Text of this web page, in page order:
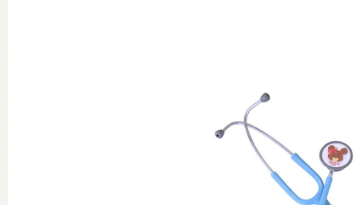
グッズインフォメーション